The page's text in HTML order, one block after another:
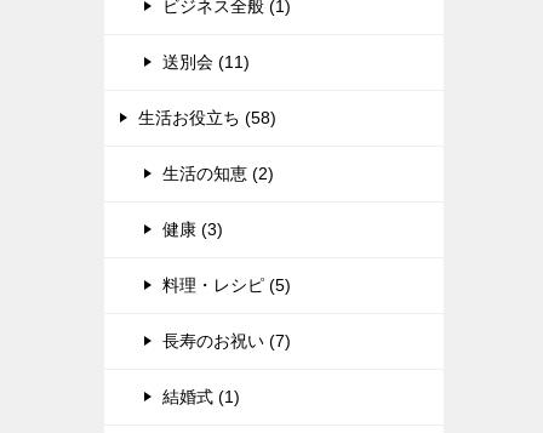
ビジネス全般 (1)
送別会 (11)
生活お役立ち (58)
生活の知恵 (2)
健康 (3)
料理・レシピ (5)
長寿のお祝い (7)
結婚式 (1)